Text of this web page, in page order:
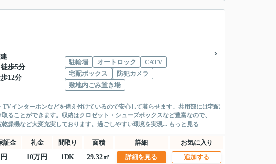
徒歩5分
歩12分
駐輪場 オートロック
CATV
宅配ボックス
防犯カメラ
敷地内ごみ置き場
インターホンなどを備え付けているので安心して暮らせます。共用部には宅配
ることができます。収納はクロゼット・シューズボックスなど豊富なので、
燥機など大変充実しております。過ごしやすい環境を実現... もっと見る
証金 礼金 間取り 面積 詳細
お気に入り
10万円 1DK 29.32㎡ 詳細を見る 追加する